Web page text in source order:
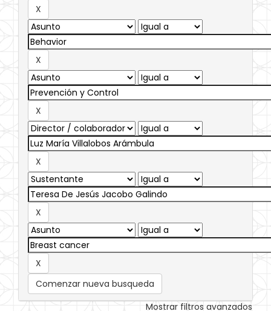
Comenzar nueva busqueda
Mostrar filtros avanzados